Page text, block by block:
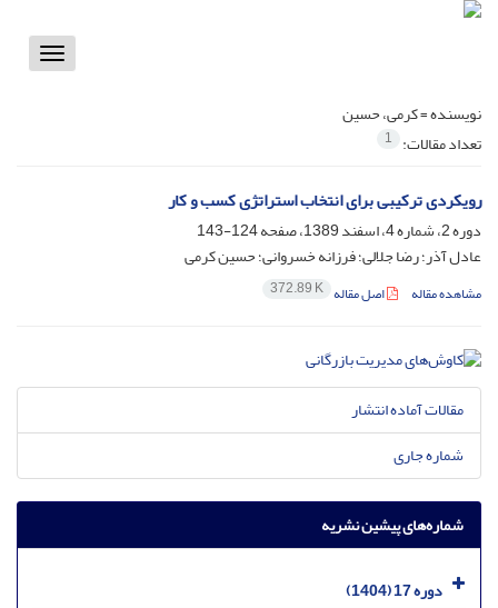
Toggle
نویسنده =کرمی، حسین
تعداد مقالات: 1
رویکردی ترکیبی برای انتخاب استراتژی کسب و کار
دوره 2، شماره 4، اسفند 1389، صفحه
124-143
عادل آذر؛ رضا جلالی؛ فرزانه خسروانی؛ حسین کرمی
مشاهده مقاله اصل مقاله 372.89 K
مقالات آماده انتشار
شماره جاری
شماره‌های پیشین نشریه
دوره 17 (1404)